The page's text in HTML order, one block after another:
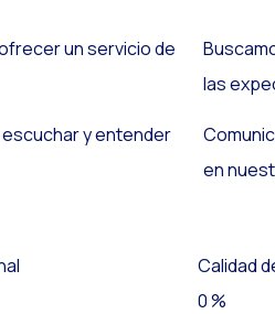
un servicio de
y entender
las
en
Calidad
0%